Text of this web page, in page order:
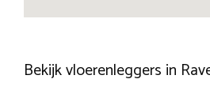
Bekijk vloerenleggers in